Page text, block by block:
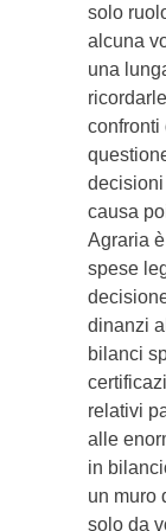
solo
alcuna
una
confronti
decisioni
causa
Agraria
spese
dinanzi
bilanci
relativi
alle
in
un muro
solo da